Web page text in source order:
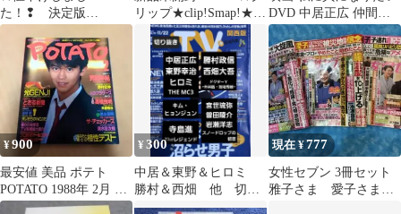
た！❢ 決定版
★BEST 女の演歌
リップ★clip!Smap!★コ
ンプリートシングルス
DVD 中居正広 仲間由
紀恵
¥900
最安値 美品 ポテト
POTATO 1988年 2月 チ
ェッカーズポスター
¥300
中居＆東野＆ヒロミ
勝村＆西畑 他 切り
抜き TVstation2024年23
現在 ¥777
女性セブン 3冊セット
雅子さま 愛子さま